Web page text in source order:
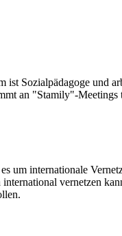
ist Sozialpädagoge und
an "Stamily"-Meetings
um internationale
vernetzen